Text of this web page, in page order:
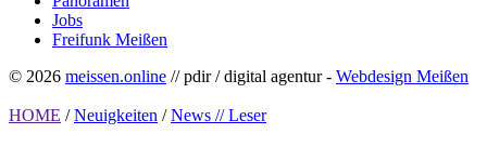
Jobs
Freifunk Meißen
© 2026 meissen.online // pdir / digital agentur - Webdesign Meißen
HOME / Neuigkeiten / News // Leser